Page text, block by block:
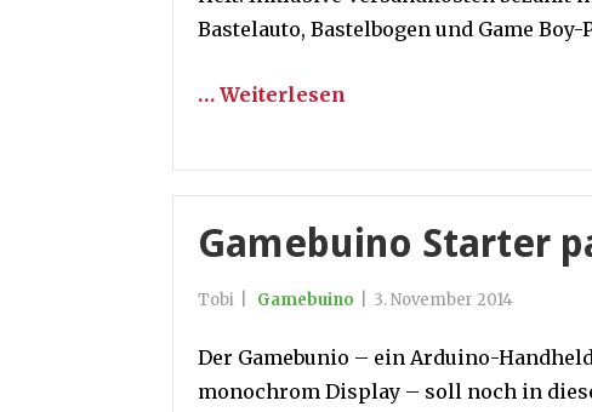
Bastelauto, Bastelbogen und Game
… Weiterlesen
Gamebuino Starter
Tobi Gamebuino 3. November 2014
Der Gamebunio – ein Arduino-
monochrom Display – soll noch in